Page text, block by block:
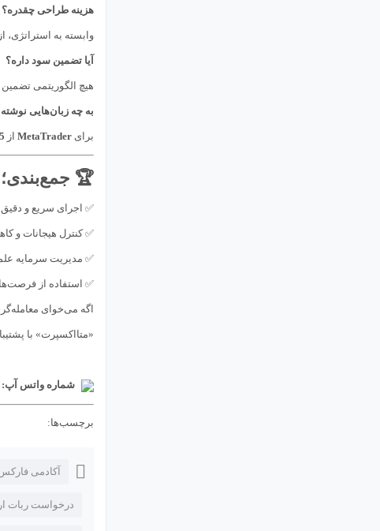
هزینه طراحی چقدره؟
وابسته به استراتژی،
آیا تضمین سود داره؟
هیچ الگوریتمی
به چه زبان‌هایی
برایMetaTrader از
🏆 جمع‌بندی؛
✅ اجرای سریع و دقیق
✅ کنترل هیجانات و
✅ مدیریت سرمایه
✅ استفاده از
اگه می‌خوای
«متااکسپرت» با
شماره واتس
برچسب‌ها:
آکادمی
درخواست ربات